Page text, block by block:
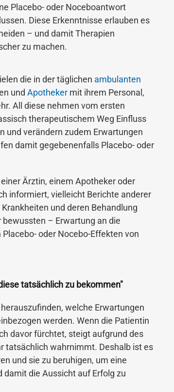
Placebo- oder Noceboantwort
Diese Erkenntnisse erlauben es
– und damit Therapien
zu machen.
die in der täglichen ambulanten
und Apothekermit ihrem Personal,
All diese nehmen vom ersten
therapeutischem Weg Einfluss
und verändern zudem Erwartungen
damit gegebenenfalls Placebo- oder
Ärztin, einem Apotheker oder
informiert, vielleicht Berichte anderer
und deren Behandlung
– Erwartung an die
oder Nocebo-Effekten von
tatsächlich zu bekommen"
welche Erwartungen
werden. Wenn die Patientin
davor fürchtet, steigt aufgrund des
tatsächlich wahrnimmt. Deshalb ist es
und sie zu beruhigen, um eine
damit die Aussicht auf Erfolg zu